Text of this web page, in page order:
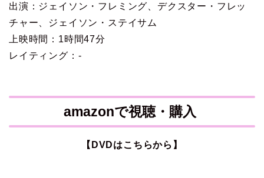
出演：ジェイソン・フレミング、デクスター・フレッ
チャー、ジェイソン・ステイサム
上映時間：1時間47分
レイティング：-
amazonで視聴・購入
【DVDはこちらから】